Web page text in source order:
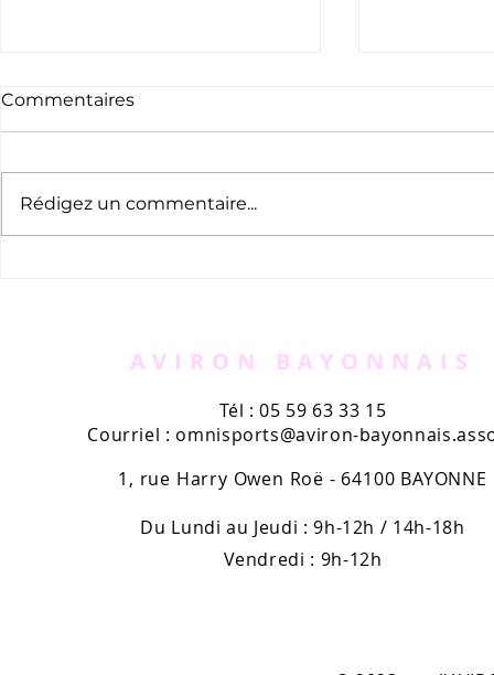
Triathlon de la Nivelle
Commentaires
Rédigez un commentaire...
AVIRON BAYONNAIS
Tél : 05 59 63 33 15
Courriel : omnisports@aviron-
1, rue Harry Owen Roë - 64100 BAYONNE
Du Lundi au Jeudi : 9h-12h / 14h-18h
Vendredi : 9h-12h